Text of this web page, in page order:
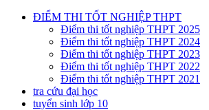
ĐIỂM THI TỐT NGHIỆP THPT
Điểm thi tốt nghiệp THPT 2025
Điểm thi tốt nghiệp THPT 2024
Điểm thi tốt nghiệp THPT 2023
Điểm thi tốt nghiệp THPT 2022
Điểm thi tốt nghiệp THPT 2021
tra cứu đại học
tuyển sinh lớp 10